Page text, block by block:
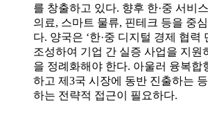
를 창출하고 있다. 향후 한·중 서비
의료, 스마트 물류, 핀테크 등을 중
다. 양국은 ‘한·중 디지털 경제 협력
조성하여 기업 간 실증 사업을 지원
을 정례화해야 한다. 아울러 융복합
하고 제3국 시장에 동반 진출하는
하는 전략적 접근이 필요하다.